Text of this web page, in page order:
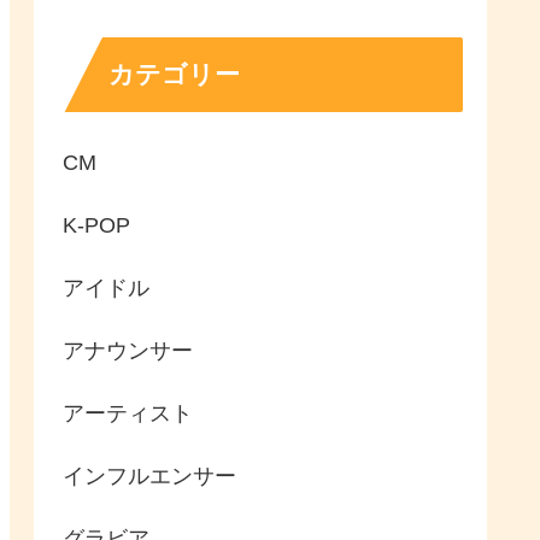
カテゴリー
CM
K-POP
アイドル
アナウンサー
アーティスト
インフルエンサー